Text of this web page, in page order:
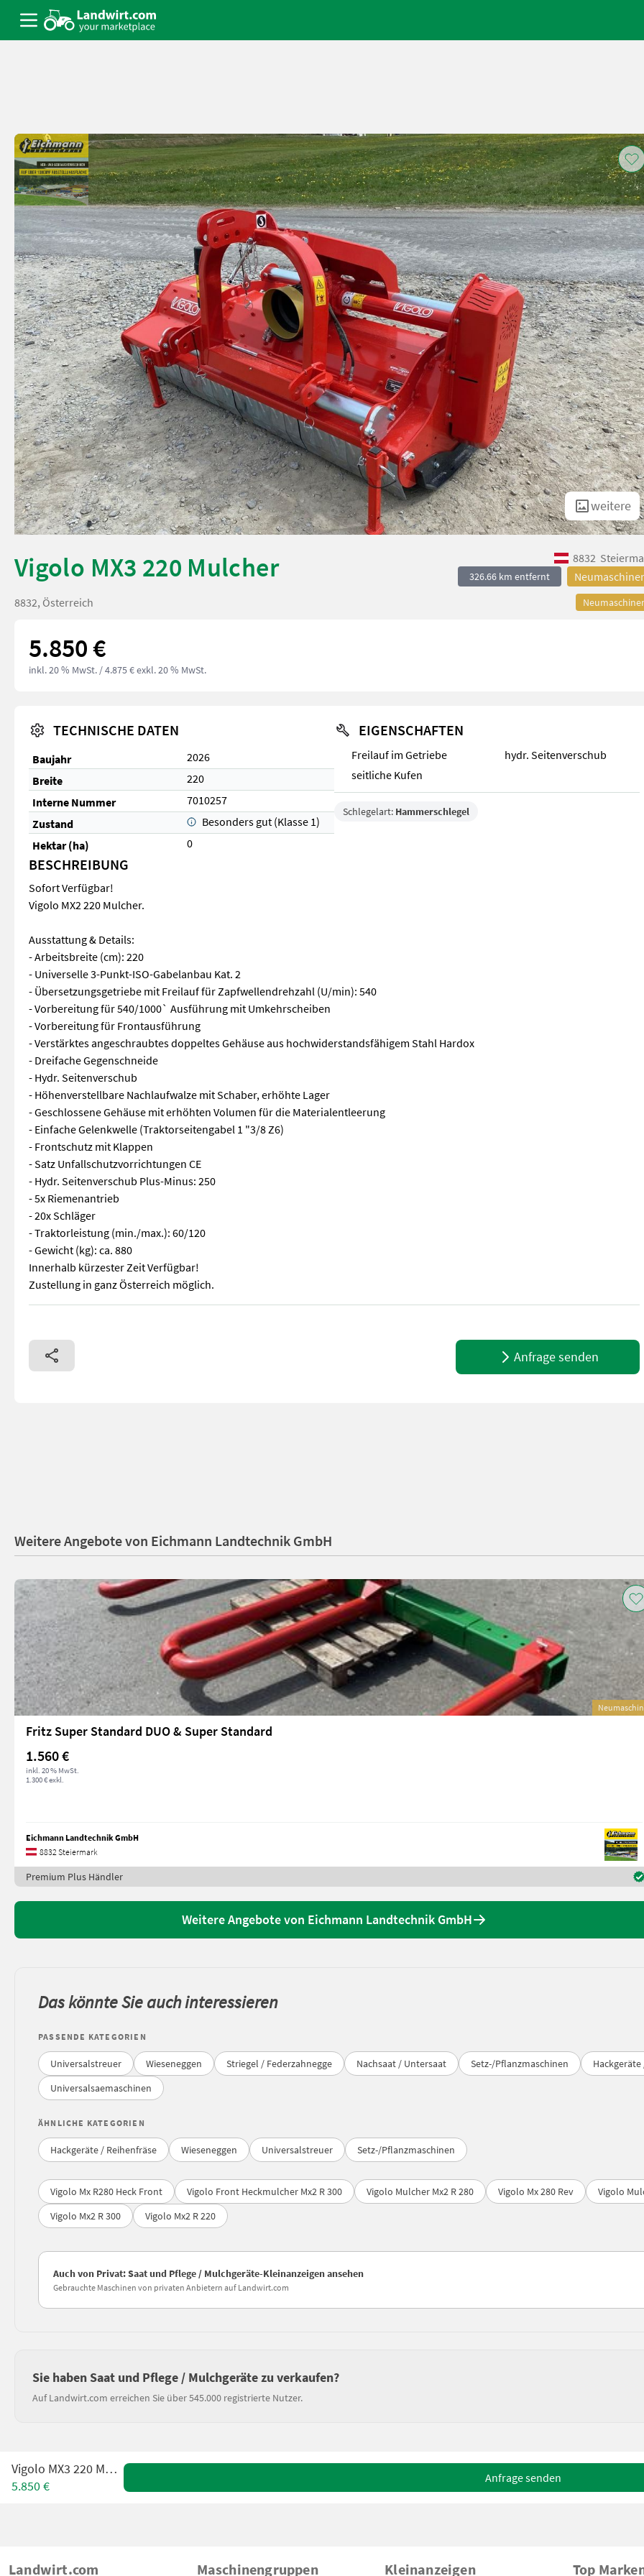
weitere
Vigolo MX3 220 Mulcher 8832
326.66 km entfernt
8832, Österreich
5.850 €
inkl. 20 % MwSt. / 4.875 € exkl. 20 % MwSt.
TECHNISCHE DATEN
Baujahr
2026
Breite
220
Interne Nummer
7010257
Zustand
Besonders gut (Klasse 1)
Hektar (ha)
0
EIGENSCHAFTEN
Freilauf im Getriebe
hydr. Seitenverschub
seitliche Kufen
Schlegelart: Hammerschlegel
BESCHREIBUNG
Sofort Verfügbar!
Vigolo MX2 220 Mulcher.
Ausstattung & Details:
- Arbeitsbreite (cm): 220
- Universelle 3-Punkt-ISO-Gabelanbau Kat. 2
- Übersetzungsgetriebe mit Freilauf für Zapfwellendrehzahl (U/min): 540
- Vorbereitung für 540/1000` Ausführung mit Umkehrscheiben
- Vorbereitung für Frontausführung
- Verstärktes angeschraubtes doppeltes Gehäuse aus hochwiderstandsfähigem Stahl Hardox
- Dreifache Gegenschneide
- Hydr. Seitenverschub
- Höhenverstellbare Nachlaufwalze mit Schaber, erhöhte Lager
- Geschlossene Gehäuse mit erhöhten Volumen für die Materialentleerung
- Einfache Gelenkwelle (Traktorseitengabel 1 "3/8 Z6)
- Frontschutz mit Klappen
- Satz Unfallschutzvorrichtungen CE
- Hydr. Seitenverschub Plus-Minus: 250
- 5x Riemenantrieb
- 20x Schläger
- Traktorleistung (min./max.): 60/120
- Gewicht (kg): ca. 880
Innerhalb kürzester Zeit Verfügbar!
Zustellung in ganz Österreich möglich.
Sofort Verfügbar! Vigolo MX2 220 Mulcher. Ausstattung & Details: - Arbeitsbreite (cm): 220 - Universelle 3-Punkt-ISO-
Anfrage senden
Weitere Angebote von Eichmann Landtechnik GmbH
Fritz Super Standard DUO & Super Standard
1.560 €
inkl. 20 % MwSt.
1.300 € exkl.
Eichmann Landtechnik GmbH
8832 Steiermark
Premium Plus Händler
Weitere Angebote von Eichmann Landtechnik GmbH
Das könnte Sie auch interessieren
PASSENDE KATEGORIEN
Universalstreuer Wieseneggen Striegel / Federzahnegge Nachsaat / Untersaat Setz-/Pflanzmaschinen
Universalsaemaschinen
ÄHNLICHE KATEGORIEN
Hackgeräte / Reihenfräse Wieseneggen Universalstreuer Setz-/Pflanzmaschinen
Vigolo Mx R280 Heck Front Vigolo Front Heckmulcher Mx2 R 300 Vigolo Mulcher Mx2 R 280 Vigolo Mx 280 Rev Vigolo
Vigolo Mx2 R 300
Vigolo Mx2 R 220
Auch von Privat: Saat und Pflege / Mulchgeräte-Kleinanzeigen ansehen
Gebrauchte Maschinen von privaten Anbietern auf Landwirt.com
Sie haben Saat und Pflege / Mulchgeräte zu verkaufen?
Auf Landwirt.com erreichen Sie über 545.000 registrierte Nutzer.
Vigolo MX3 220 Mulcher
5.850 €
Anfrage senden
Landwirt.com Maschinengruppen Kleinanzeigen Top